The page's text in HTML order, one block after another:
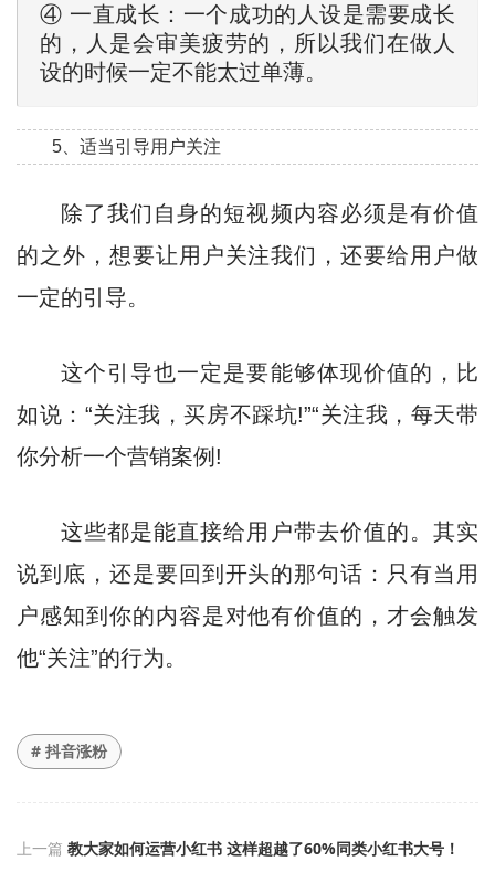
④ 一直成长：一个成功的人设是需要成长
的，人是会审美疲劳的，所以我们在做人
设的时候一定不能太过单薄。
5、适当引导用户关注
除了我们自身的短视频内容必须是有价值
的之外，想要让用户关注我们，还要给用户做
一定的引导。
这个引导也一定是要能够体现价值的，比
如说：“关注我，买房不踩坑!”“关注我，每天带
你分析一个营销案例!
这些都是能直接给用户带去价值的。其实
说到底，还是要回到开头的那句话：只有当用
户感知到你的内容是对他有价值的，才会触发
他“关注”的行为。
# 抖音涨粉
上一篇 教大家如何运营小红书 这样超越了60%同类小红书大号！